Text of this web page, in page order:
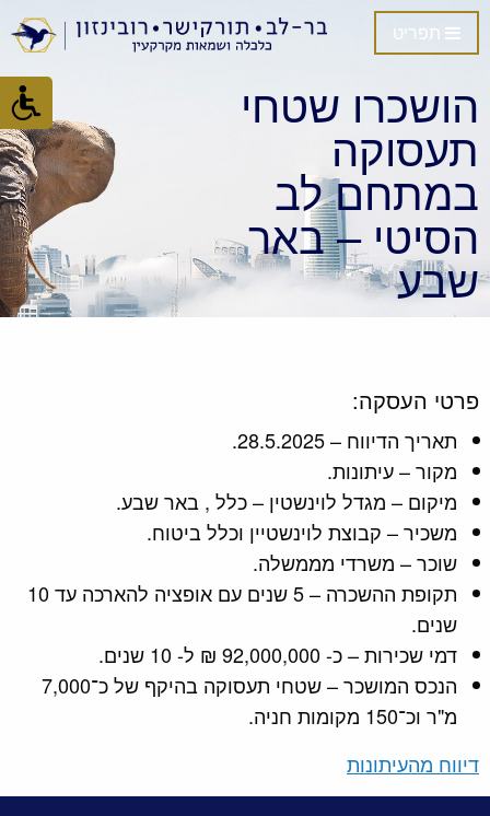
הושכרו שטחי
תעסוקה
במתחם לב
הסיטי – באר
שבע
פרטי העסקה:
תאריך הדיווח – 28.5.2025.
מקור – עיתונות.
מיקום – מגדל לוינשטין – כלל , באר שבע.
משכיר – קבוצת לוינשטיין וכלל ביטוח.
שוכר – משרדי מממשלה.
תקופת ההשכרה – 5 שנים עם אופציה להארכה עד 10
שנים.
דמי שכירות – כ- 92,000,000 ₪ ל- 10 שנים.
הנכס המושכר – שטחי תעסוקה בהיקף של כ־7,000
מ"ר וכ־150 מקומות חניה.
דיווח מהעיתונות